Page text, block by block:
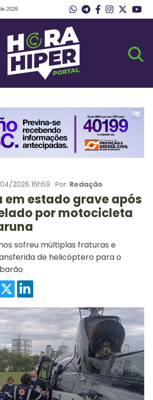
2026
2026 16h59 Por: Redação
em estado grave após
por motocicleta
sofreu múltiplas fraturas e
de helicóptero para o